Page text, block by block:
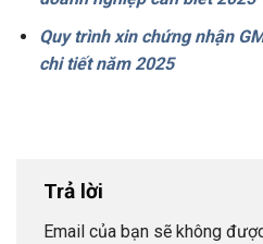
Quy trình xin chứng nhận
chi tiết năm 2025
Trả lời
Email của bạn sẽ không